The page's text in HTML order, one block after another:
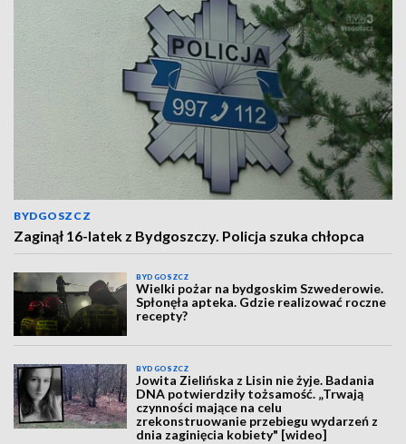
BYDGOSZCZ
Zaginął 16-latek z Bydgoszczy. Policja szuka chłopca
BYDGOSZCZ
Wielki pożar na bydgoskim Szwederowie.
Spłonęła apteka. Gdzie realizować roczne
recepty?
BYDGOSZCZ
Jowita Zielińska z Lisin nie żyje. Badania
DNA potwierdziły tożsamość. „Trwają
czynności mające na celu
zrekonstruowanie przebiegu wydarzeń z
dnia zaginięcia kobiety" [wideo]